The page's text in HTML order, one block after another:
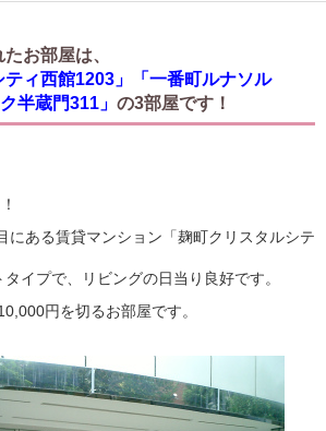
たお部屋は、
ティ西館1203」「一番町ルナソル
半蔵門311」 の3部屋です！
にある賃貸マンション「麹町クリスタルシテ
イプで、リビングの日当り良好です。
円を切るお部屋です。